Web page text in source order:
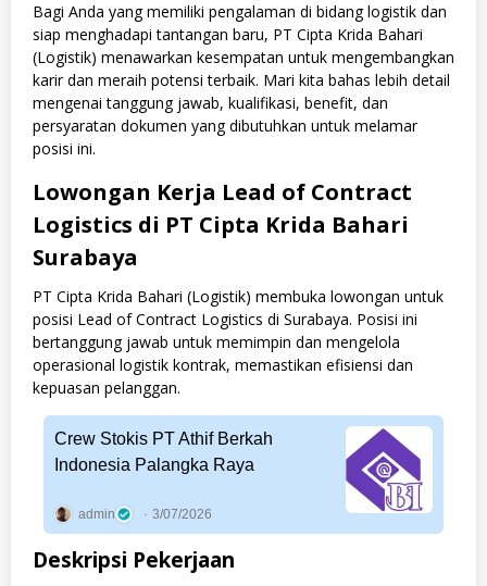
Bagi Anda yang memiliki pengalaman di bidang logistik dan
siap menghadapi tantangan baru, PT Cipta Krida Bahari
(Logistik) menawarkan kesempatan untuk mengembangkan
karir dan meraih potensi terbaik. Mari kita bahas lebih detail
mengenai tanggung jawab, kualifikasi, benefit, dan
persyaratan dokumen yang dibutuhkan untuk melamar
posisi ini.
Lowongan Kerja Lead of Contract
Logistics di PT Cipta Krida Bahari
Surabaya
PT Cipta Krida Bahari (Logistik) membuka lowongan untuk
posisi Lead of Contract Logistics di Surabaya. Posisi ini
bertanggung jawab untuk memimpin dan mengelola
operasional logistik kontrak, memastikan efisiensi dan
kepuasan pelanggan.
Crew Stokis PT Athif Berkah
Indonesia Palangka Raya
admin 3/07/2026
Deskripsi Pekerjaan